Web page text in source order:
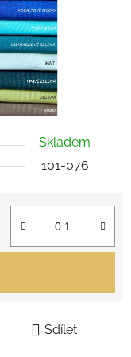
Skladem
101-076
Sdílet